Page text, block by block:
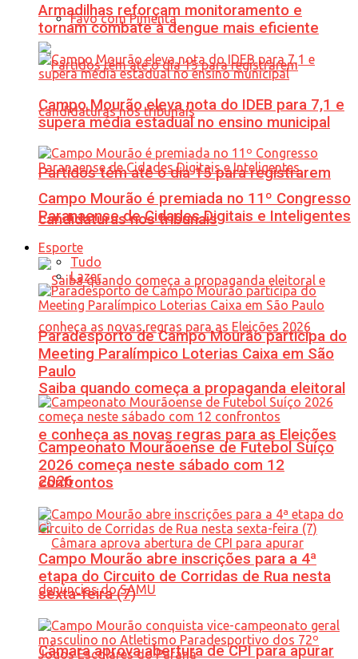
Favo com Pimenta
Partidos têm até o dia 15 para registrarem
candidaturas nos tribunais
Saiba quando começa a propaganda eleitoral
e conheça as novas regras para as Eleições
2026
Câmara aprova abertura de CPI para apurar
Armadilhas reforçam monitoramento e
tornam combate à dengue mais eficiente
Campo Mourão eleva nota do IDEB para 7,1 e
supera média estadual no ensino municipal
Campo Mourão é premiada no 11º Congresso
Paranaense de Cidades Digitais e Inteligentes
Esporte
Tudo
Lazer
Paradesporto de Campo Mourão participa do
Meeting Paralímpico Loterias Caixa em São
Paulo
Campeonato Mourãoense de Futebol Suíço
2026 começa neste sábado com 12
confrontos
Campo Mourão abre inscrições para a 4ª
etapa do Circuito de Corridas de Rua nesta
sexta-feira (7)